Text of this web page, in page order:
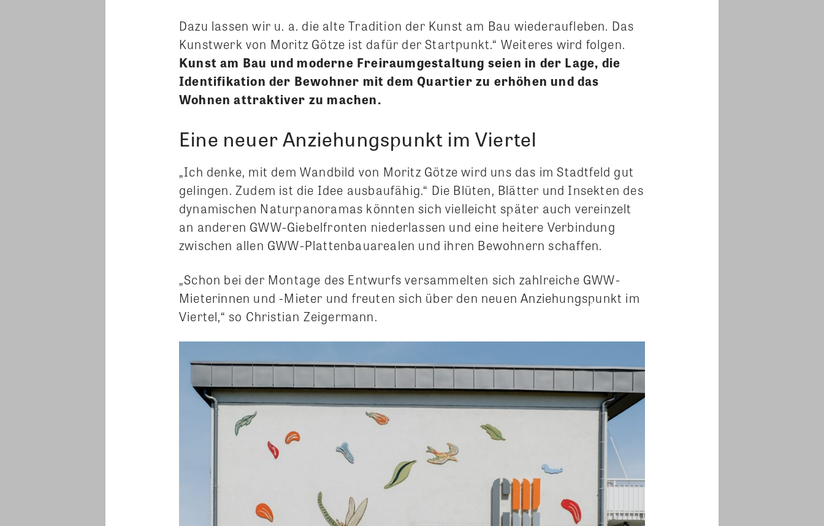
Dazu lassen wir u. a. die alte Tradition der Kunst am Bau wiederaufleben. Das
Kunstwerk von Moritz Götze ist dafür der Startpunkt.“ Weiteres wird folgen.
Kunst am Bau und moderne Freiraumgestaltung seien in der Lage, die
Identifikation der Bewohner mit dem Quartier zu erhöhen und das
Wohnen attraktiver zu machen.
Eine neuer Anziehungspunkt im Viertel
„Ich denke, mit dem Wandbild von Moritz Götze wird uns das im Stadtfeld gut
gelingen. Zudem ist die Idee ausbaufähig.“ Die Blüten, Blätter und Insekten des
dynamischen Naturpanoramas könnten sich vielleicht später auch vereinzelt
an anderen GWW-Giebelfronten niederlassen und eine heitere Verbindung
zwischen allen GWW-Plattenbauarealen und ihren Bewohnern schaffen.
„Schon bei der Montage des Entwurfs versammelten sich zahlreiche GWW-
Mieterinnen und -Mieter und freuten sich über den neuen Anziehungspunkt im
Viertel,“ so Christian Zeigermann.